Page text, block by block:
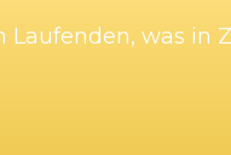
was in